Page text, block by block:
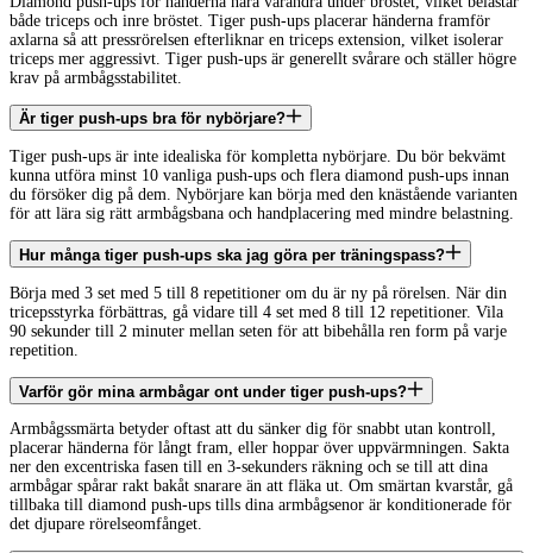
både triceps och inre bröstet. Tiger push-ups placerar händerna framför
axlarna så att pressrörelsen efterliknar en triceps extension, vilket isolerar
triceps mer aggressivt. Tiger push-ups är generellt svårare och ställer högre
krav på armbågsstabilitet.
Är tiger push-ups bra för nybörjare?
Tiger push-ups är inte idealiska för kompletta nybörjare. Du bör bekvämt
kunna utföra minst 10 vanliga push-ups och flera diamond push-ups innan
du försöker dig på dem. Nybörjare kan börja med den knästående varianten
för att lära sig rätt armbågsbana och handplacering med mindre belastning.
Hur många tiger push-ups ska jag göra per träningspass?
Börja med 3 set med 5 till 8 repetitioner om du är ny på rörelsen. När din
tricepsstyrka förbättras, gå vidare till 4 set med 8 till 12 repetitioner. Vila
90 sekunder till 2 minuter mellan seten för att bibehålla ren form på varje
repetition.
Varför gör mina armbågar ont under tiger push-ups?
Armbågssmärta betyder oftast att du sänker dig för snabbt utan kontroll,
placerar händerna för långt fram, eller hoppar över uppvärmningen. Sakta
ner den excentriska fasen till en 3-sekunders räkning och se till att dina
armbågar spårar rakt bakåt snarare än att fläka ut. Om smärtan kvarstår, gå
tillbaka till diamond push-ups tills dina armbågsenor är konditionerade för
det djupare rörelseomfånget.